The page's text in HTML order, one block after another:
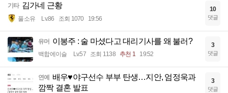
기타 김가네 근황
풀소유 Lv.86 조회 1070 19:56
10
댓글
유머 이봉주 : 술 마셨다고 대리기사를 왜 불러?
백합에이슬 Lv.57 조회 1138 추천 1 19:52
3
댓글
연예
배우♥야구선수 부부 탄생…지안, 엄정욱과
깜짝 결혼 발표
3
댓글